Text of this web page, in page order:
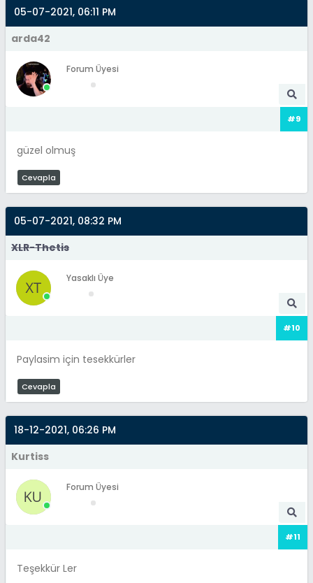
05-07-2021, 06:11 PM
arda42
Forum Üyesi
#9
güzel olmuş
Cevapla
05-07-2021, 08:32 PM
XLR-Thetis
Yasaklı Üye
#10
Paylasim için tesekkürler
Cevapla
18-12-2021, 06:26 PM
Kurtiss
Forum Üyesi
#11
Teşekkür Ler